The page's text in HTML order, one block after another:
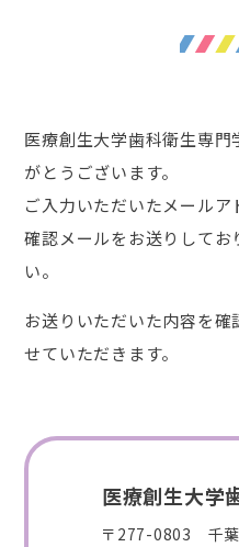
医療創生大学歯科衛生専門
がとうございます。
ご入力いただいたメール
確認メールをお送りしてお
い。
お送りいただいた内容を
せていただきます。
医療創生大学
〒277-0803 千